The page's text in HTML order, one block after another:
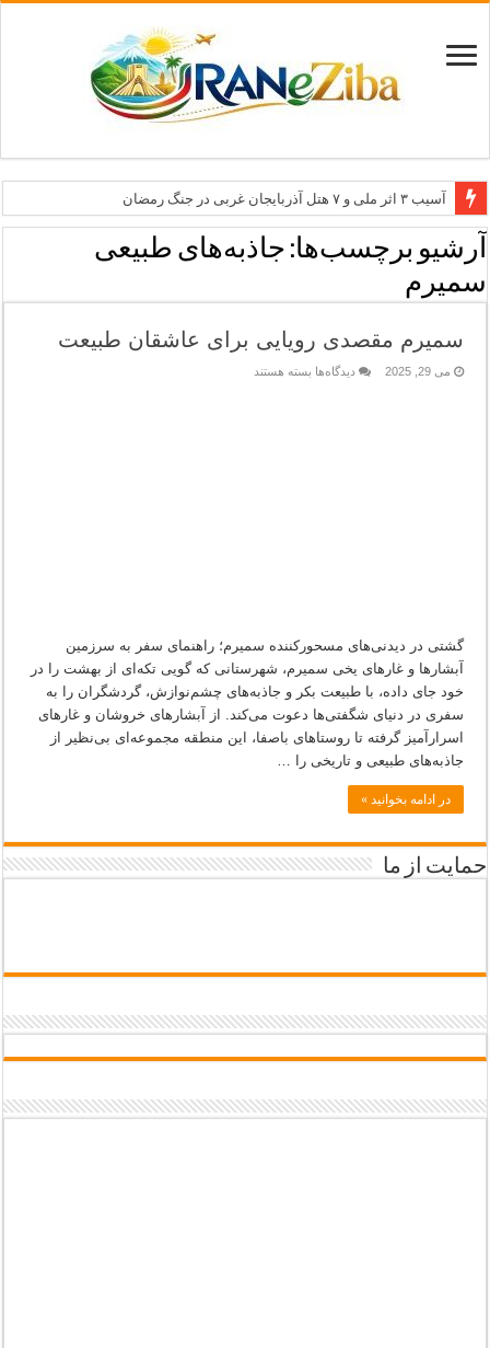
آسیب ۳ اثر ملی و ۷ هتل آذربایجان غربی در جنگ رمضان
معاون وزیر: جاذبه‌های بوشهر جهانی معرفی می‌شوند
طرح بین‌المللی گذر از مرزها وارد مرحله اجرا شد
۶۸۱ میلیارد ریال تسهیلات برای توسعه گردشگری گلستان
تاب‌آوری؛ سرمایه پنهان تهران برای بازسازی برند شهری
آرشیو برچسب‌ها: جاذبه‌های طبیعی
سمیرم
سمیرم مقصدی رویایی برای عاشقان طبیعت
می 29, 2025 دیدگاه‌ها برای
بسته هستند
گشتی در دیدنی‌های مسحورکننده سمیرم؛ راهنمای سفر به سرزمین
آبشارها و غارهای یخی سمیرم، شهرستانی که گویی تکه‌ای از بهشت را در
خود جای داده، با طبیعت بکر و جاذبه‌های چشم‌نوازش، گردشگران را به
سفری در دنیای شگفتی‌ها دعوت می‌کند. از آبشارهای خروشان و غارهای
اسرارآمیز گرفته تا روستاهای باصفا، این منطقه مجموعه‌ای بی‌نظیر از
جاذبه‌های طبیعی و تاریخی را …
در ادامه بخوانید »
حمایت از ما